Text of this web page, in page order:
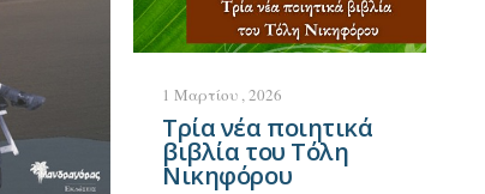
1 Μαρτίου , 2026
Τρία νέα ποιητικά
βιβλία του Τόλη
Νικηφόρου